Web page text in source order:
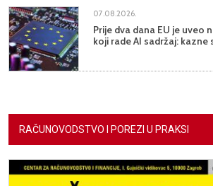
07.08.2026.
Prije dva dana EU je uveo
koji rade AI sadržaj: kazne
RAČUNOVODSTVO I POREZI U PRAKSI